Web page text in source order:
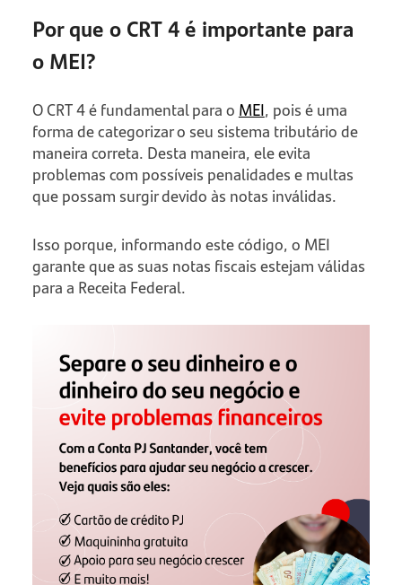
Por que o CRT 4 é importante para
o MEI?
O CRT 4 é fundamental para o MEI, pois é uma
forma de categorizar o seu sistema tributário de
maneira correta. Desta maneira, ele evita
problemas com possíveis penalidades e multas
que possam surgir devido às notas inválidas.
Isso porque, informando este código, o MEI
garante que as suas notas fiscais estejam válidas
para a Receita Federal.